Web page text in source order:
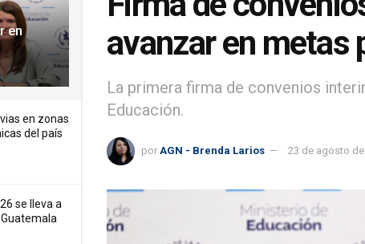
en
en zonas
del país
se lleva a
avanzar en metas
La primera firma de convenios
Educación.
por AGN - Brenda Larios 23 de agosto